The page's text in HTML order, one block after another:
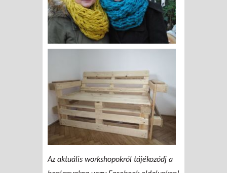
Az aktuális workshopokról tájékozódj a